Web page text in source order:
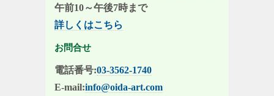
午前10～午後7時まで
詳しくはこちら
お問合せ
電話番号:03-3562-1740
E-mail:info@oida-art.com